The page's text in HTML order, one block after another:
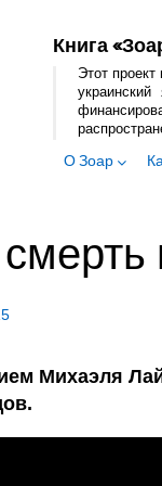
Книга
Этот
О Зоар
Михаэля